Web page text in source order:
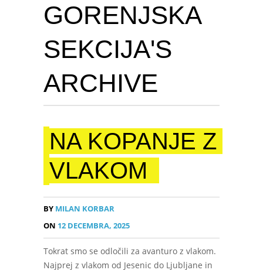
GORENJSKA
SEKCIJA'S
ARCHIVE
NA KOPANJE Z
VLAKOM
BY MILAN KORBAR
ON 12 DECEMBRA, 2025
Tokrat smo se odločili za avanturo z vlakom.
Najprej z vlakom od Jesenic do Ljubljane in